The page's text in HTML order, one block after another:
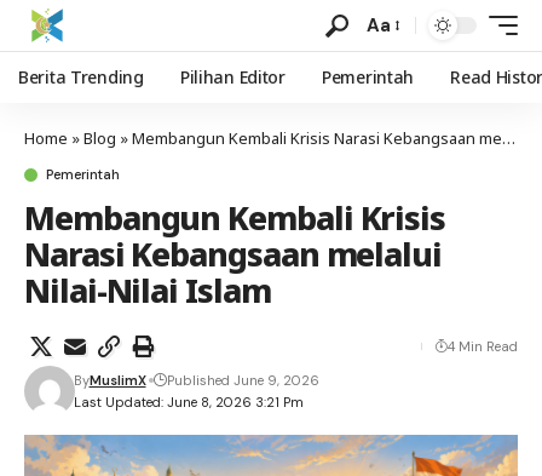
Aa
Berita Trending Pilihan Editor Pemerintah Read
Home »Blog »Membangun Kembali Krisis Narasi Kebangsaan melalui Nilai-Nilai Islam
Pemerintah
Membangun Kembali Krisis
Narasi Kebangsaan melalui
Nilai-Nilai Islam
Last Updated: June 8, 2026 3:21 Pm
ByMuslimX Published June 9, 2026
4 Min Read